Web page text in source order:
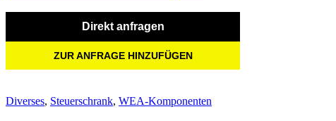
Direkt anfragen
ZUR ANFRAGE HINZUFÜGEN
Diverses, Steuerschrank, WEA-Komponenten